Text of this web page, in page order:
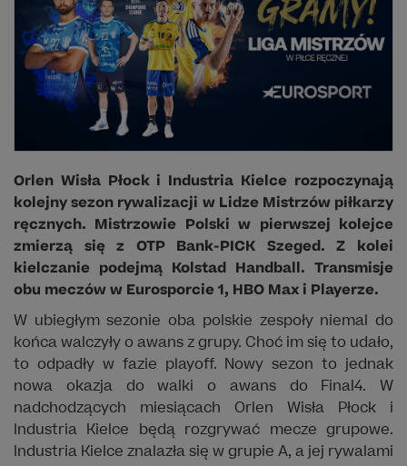
Orlen Wisła Płock i Industria Kielce rozpoczynają
kolejny sezon rywalizacji w Lidze Mistrzów piłkarzy
ręcznych. Mistrzowie Polski w pierwszej kolejce
zmierzą się z OTP Bank-PICK Szeged. Z kolei
kielczanie podejmą Kolstad Handball. Transmisje
obu meczów w Eurosporcie 1, HBO Max i Playerze.
W ubiegłym sezonie oba polskie zespoły niemal do
końca walczyły o awans z grupy. Choć im się to udało,
to odpadły w fazie playoff. Nowy sezon to jednak
nowa okazja do walki o awans do Final4. W
nadchodzących miesiącach Orlen Wisła Płock i
Industria Kielce będą rozgrywać mecze grupowe.
Industria Kielce znalazła się w grupie A, a jej rywalami